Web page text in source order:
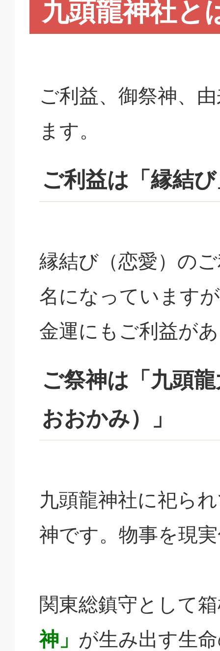
九頭龍神社と
ご利益、御祭神、
ます。
ご利益は「縁結
縁結び（恋愛）の
名になっています
金運にもご利益が
ご祭神は「九頭
おおかみ）」
九頭龍神社に祀ら
神です。物事を現
関東総鎮守として
神」 が生み出す生